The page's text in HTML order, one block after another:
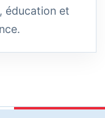
éducation et